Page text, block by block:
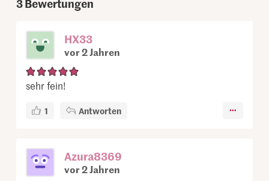
3Bewertungen
HX33
vor 2 Jahren
sehr fein!
1 Antworten
Azura8369
vor 2 Jahren